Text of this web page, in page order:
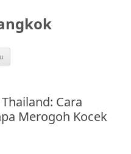
Cara
Merogoh Kocek